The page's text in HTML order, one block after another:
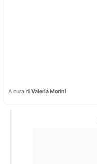
A cura di Valeria Morini